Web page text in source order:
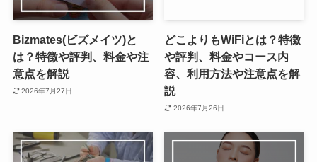
Bizmates(ビズメイツ)と
は？特徴や評判、料金や注
意点を解説
2026年7月27日
どこよりもWiFiとは？特徴
や評判、料金やコース内
容、利用方法や注意点を解
説
2026年7月26日